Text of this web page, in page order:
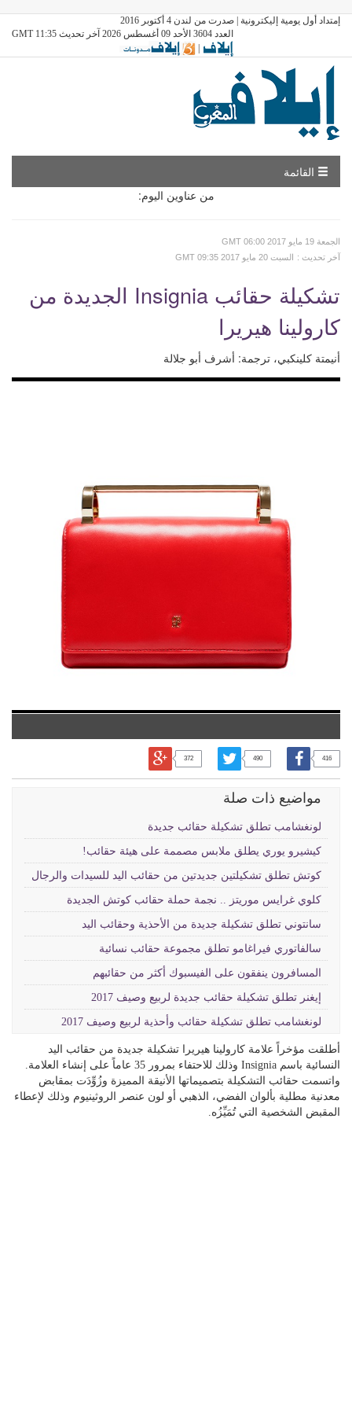
إمتداد أول يومية إليكترونية | صدرت من لندن 4 أكتوبر 2016
العدد 3604 الأحد 09 أغسطس 2026 آخر تحديث GMT 11:35
|
القائمة
من عناوين اليوم:
GMT الجمعة 19 مايو 2017 06:00
GMT السبت 20 مايو 2017 09:35
: آخر تحديث
تشكيلة حقائب Insignia الجديدة من
كارولينا هيريرا
أنيمتة كلينكبي، ترجمة: أشرف أبو جلالة
416
490
372
مواضيع ذات صلة
لونغشامب تطلق تشكيلة حقائب جديدة
كيشيرو يوري يطلق ملابس مصممة على هيئة حقائب!
كوتش تطلق تشكيلتين جديدتين من حقائب اليد للسيدات والرجال
كلوي غرايس موريتز .. نجمة حملة حقائب كوتش الجديدة
سانتوني تطلق تشكيلة جديدة من الأحذية وحقائب اليد
سالفاتوري فيراغامو تطلق مجموعة حقائب نسائية
المسافرون ينفقون على الفيسبوك أكثر من حقائبهم
إيغنر تطلق تشكيلة حقائب جديدة لربيع وصيف 2017
لونغشامب تطلق تشكيلة حقائب وأحذية لربيع وصيف 2017
أطلقت مؤخراً علامة كارولينا هيريرا تشكيلة جديدة من حقائب اليد
النسائية باسم Insignia وذلك للاحتفاء بمرور 35 عاماً على إنشاء العلامة.
واتسمت حقائب التشكيلة بتصميماتها الأنيقة المميزة وزُوِّدَت بمقابض
معدنية مطلية بألوان الفضي، الذهبي أو لون عنصر الروثينيوم وذلك لإعطاء
المقبض الشخصية التي تُمَيِّزُه.